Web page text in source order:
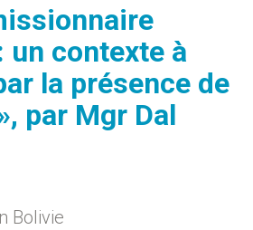
un contexte à
la présence de
par Mgr Dal
Bolivie